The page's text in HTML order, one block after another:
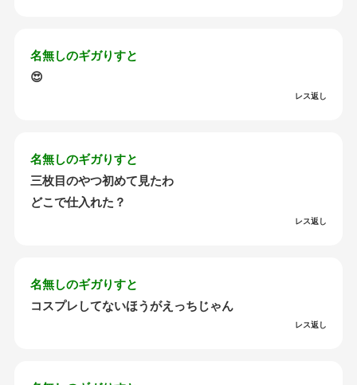
名無しのギガりすと
😍
レス返し
名無しのギガりすと
三枚目のやつ初めて見たわ
どこで仕入れた？
レス返し
名無しのギガりすと
コスプレしてないほうがえっちじゃん
レス返し